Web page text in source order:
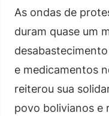
As ondas de
duram quase um
e medicamentos
reiterou sua
povo bolivianos e